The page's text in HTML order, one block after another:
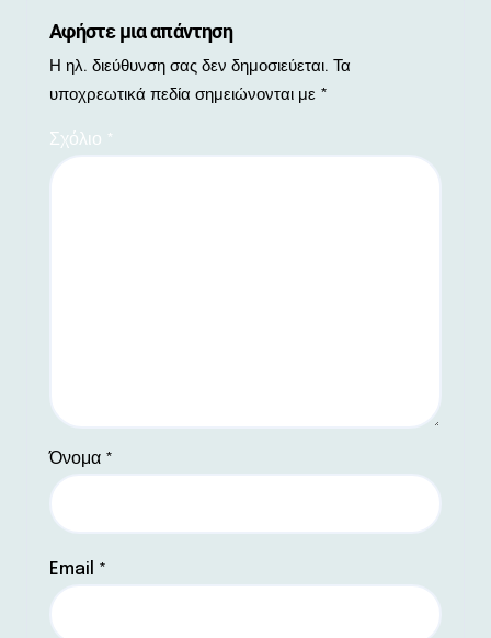
Αφήστε μια απάντηση
Η ηλ. διεύθυνση σας δεν δημοσιεύεται. Τα
υποχρεωτικά πεδία σημειώνονται με *
Σχόλιο *
Όνομα *
Email *